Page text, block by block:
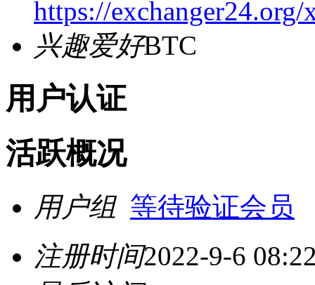
https://exchanger24.org/
兴趣爱好BTC
用户认证
活跃概况
用户组 等待验证会员
注册时间2022-9-6